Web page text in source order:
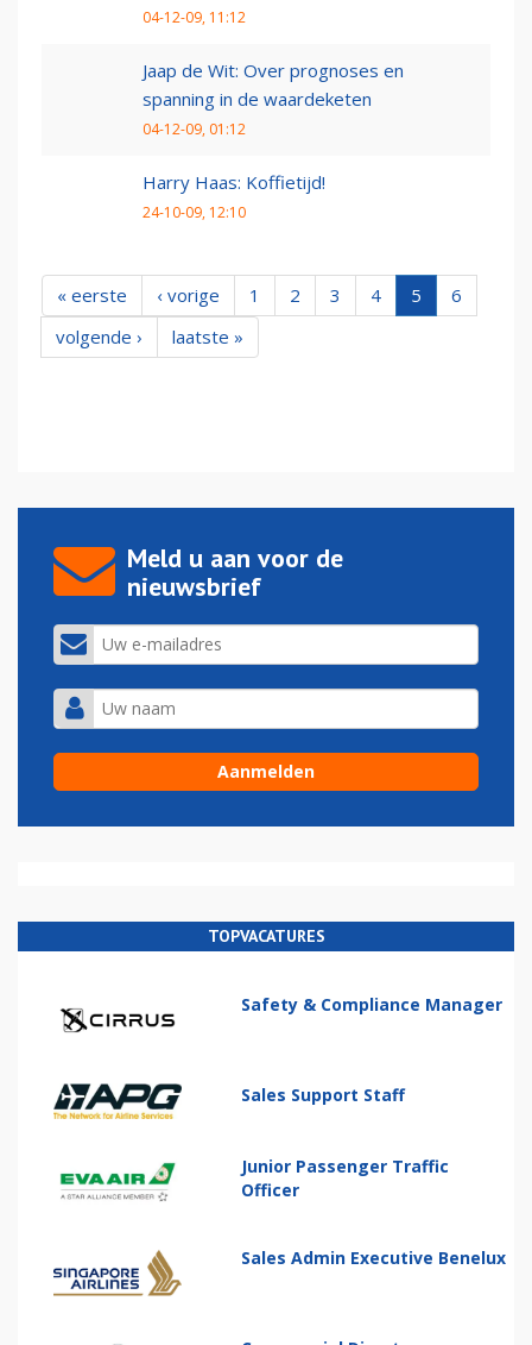
04-12-09, 11:12
Jaap de Wit: Over prognoses en
spanning in de waardeketen
04-12-09, 01:12
Harry Haas: Koffietijd!
24-10-09, 12:10
« eerste ‹ vorige 1 2 3 4 5
6
volgende ›
laatste »
Meld u aan voor de
nieuwsbrief
TOPVACATURES
Safety & Compliance Manager
Sales Support Staff
Junior Passenger Traffic
Officer
Sales Admin Executive Benelux